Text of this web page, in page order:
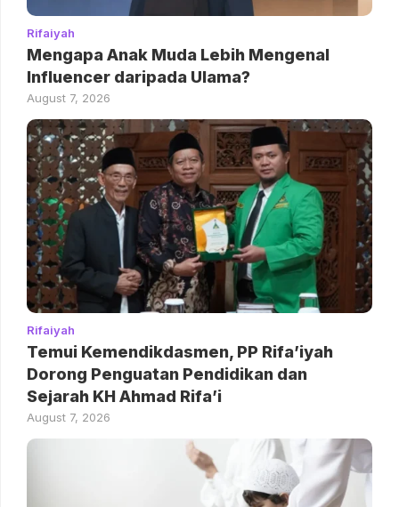
Rifaiyah
Mengapa Anak Muda Lebih Mengenal
Influencer daripada Ulama?
August 7, 2026
Rifaiyah
Temui Kemendikdasmen, PP Rifa’iyah
Dorong Penguatan Pendidikan dan
Sejarah KH Ahmad Rifa’i
August 7, 2026